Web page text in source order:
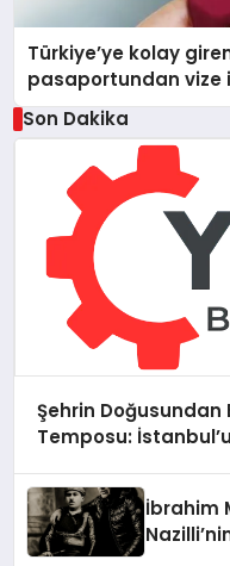
Türkiye’ye kolay
pasaportundan vize
Son Dakika
Şehrin Doğusundan
Temposu:
İbrahim